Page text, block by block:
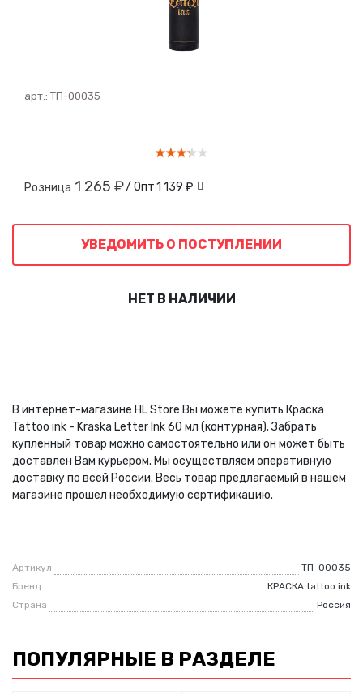
арт.: ТП-00035
Розница 1 265 ₽/ Опт1 139 ₽
УВЕДОМИТЬ О ПОСТУПЛЕНИИ
НЕТ В НАЛИЧИИ
В интернет-магазине HL Store Вы можете купить Краска
Tattoo ink - Kraska Letter Ink 60 мл (контурная). Забрать
купленный товар можно самостоятельно или он может быть
доставлен Вам курьером. Мы осуществляем оперативную
доставку по всей России. Весь товар предлагаемый в нашем
магазине прошел необходимую сертификацию.
Артикул
ТП-00035
Бренд
КРАСКА tattoo ink
Страна
Россия
ПОПУЛЯРНЫЕ В РАЗДЕЛЕ